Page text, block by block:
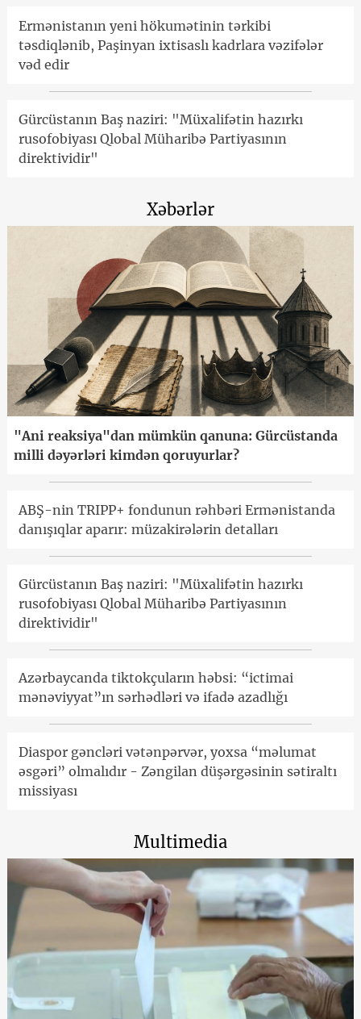
Ermənistanın yeni hökumətinin tərkibi
təsdiqlənib, Paşinyan ixtisaslı kadrlara vəzifələr
vəd edir
Gürcüstanın Baş naziri: "Müxalifətin hazırkı
rusofobiyası Qlobal Müharibə Partiyasının
direktividir"
Xəbərlər
"Ani reaksiya"dan mümkün qanuna: Gürcüstanda
milli dəyərləri kimdən qoruyurlar?
ABŞ-nin TRIPP+ fondunun rəhbəri Ermənistanda
danışıqlar aparır: müzakirələrin detalları
Gürcüstanın Baş naziri: "Müxalifətin hazırkı
rusofobiyası Qlobal Müharibə Partiyasının
direktividir"
Azərbaycanda tiktokçuların həbsi: “ictimai
mənəviyyat”ın sərhədləri və ifadə azadlığı
Diaspor gəncləri vətənpərvər, yoxsa “məlumat
əsgəri” olmalıdır - Zəngilan düşərgəsinin sətiraltı
missiyası
Multimedia